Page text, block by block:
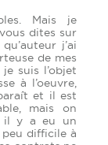
Mais je
dites sur
j’ai
de mes
suis l’objet
à l’oeuvre,
et il est
mais on
il y a eu un
peu difficile à